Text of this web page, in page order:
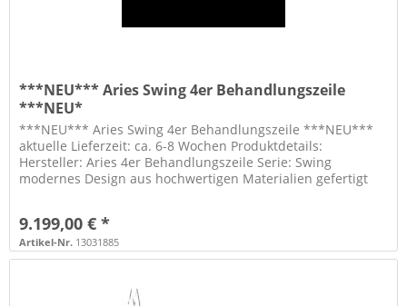
***NEU*** Aries Swing 4er Behandlungszeile
***NEU*
***NEU*** Aries Swing 4er Behandlungszeile ***NEU***
aktuelle Lieferzeit: ca. 6-8 Wochen Produktdetails:
Hersteller: Aries 4er Behandlungszeile Serie: Swing
modernes Design aus hochwertigen Materialien gefertigt
9.199,00 € *
Artikel-Nr. 13031885